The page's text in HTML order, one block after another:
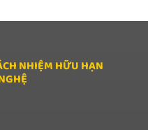
NHIỆM HỮU HẠN